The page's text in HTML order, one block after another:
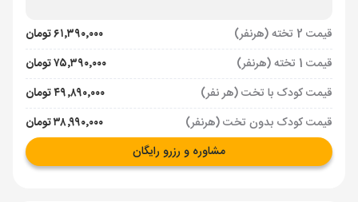
قیمت 2 تخته (هرنفر)
۶۱٬۳۹۰٬۰۰۰ تومان
قیمت 1 تخته (هرنفر)
۷۵٬۳۹۰٬۰۰۰ تومان
قیمت کودک با تخت (هر نفر)
۴۹٬۸۹۰٬۰۰۰ تومان
قیمت کودک بدون تخت (هرنفر)
۳۸٬۹۹۰٬۰۰۰ تومان
مشاوره و رزرو رایگان